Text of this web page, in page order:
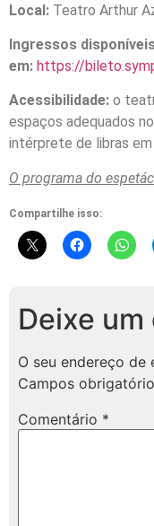
Local: Teatro Arthur
Ingressos
em: https://
Acessibilidade: o
espaços adequados
intérprete de libras
O programa do
Compartilhe isso:
Deixe
O seu endereço de
Campos
Comentário *